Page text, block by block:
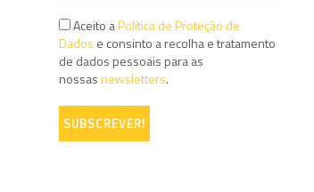
Aceito aPolítica de Proteção de
Dados e consinto a recolha e tratamento
de dados pessoais para as
nossasnewsletters.